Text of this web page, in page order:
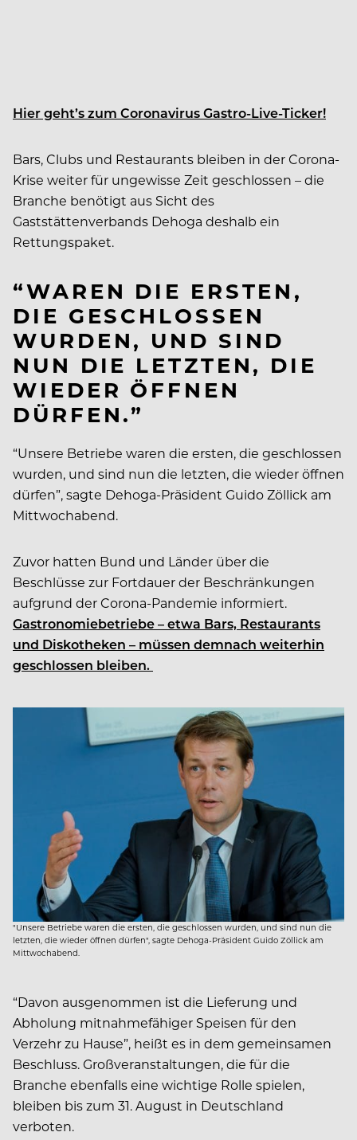
Hier geht’s zum Coronavirus Gastro-Live-Ticker!
Bars, Clubs und Restaurants bleiben in der Corona-
Krise weiter für ungewisse Zeit geschlossen – die
Branche benötigt aus Sicht des
Gaststättenverbands Dehoga deshalb ein
Rettungspaket.
“WAREN DIE ERSTEN,
DIE GESCHLOSSEN
WURDEN, UND SIND
NUN DIE LETZTEN, DIE
WIEDER ÖFFNEN
DÜRFEN.”
“Unsere Betriebe waren die ersten, die geschlossen
wurden, und sind nun die letzten, die wieder öffnen
dürfen”, sagte Dehoga-Präsident Guido Zöllick am
Mittwochabend.
Zuvor hatten Bund und Länder über die
Beschlüsse zur Fortdauer der Beschränkungen
aufgrund der Corona-Pandemie informiert.
Gastronomiebetriebe – etwa Bars, Restaurants
und Diskotheken – müssen demnach weiterhin
geschlossen bleiben.
"Unsere Betriebe waren die ersten, die geschlossen wurden, und sind nun die
letzten, die wieder öffnen dürfen", sagte Dehoga-Präsident Guido Zöllick am
Mittwochabend.
“Davon ausgenommen ist die Lieferung und
Abholung mitnahmefähiger Speisen für den
Verzehr zu Hause”, heißt es in dem gemeinsamen
Beschluss. Großveranstaltungen, die für die
Branche ebenfalls eine wichtige Rolle spielen,
bleiben bis zum 31. August in Deutschland
verboten.